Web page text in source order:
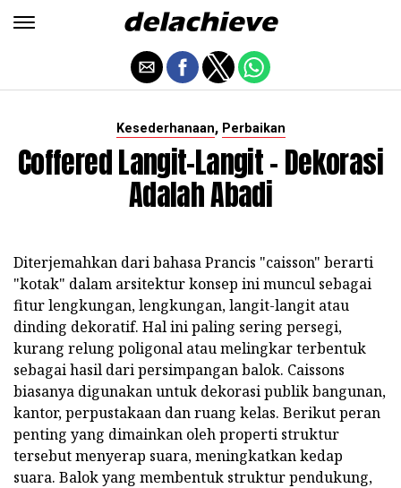
Kesederhanaan, Perbaikan
Coffered Langit-Langit - Dekorasi
Adalah Abadi
Diterjemahkan dari bahasa Prancis "caisson" berarti
"kotak" dalam arsitektur konsep ini muncul sebagai
fitur lengkungan, lengkungan, langit-langit atau
dinding dekoratif. Hal ini paling sering persegi,
kurang relung poligonal atau melingkar terbentuk
sebagai hasil dari persimpangan balok. Caissons
biasanya digunakan untuk dekorasi publik bangunan,
kantor, perpustakaan dan ruang kelas. Berikut peran
penting yang dimainkan oleh properti struktur
tersebut menyerap suara, meningkatkan kedap
suara. Balok yang membentuk struktur pendukung,